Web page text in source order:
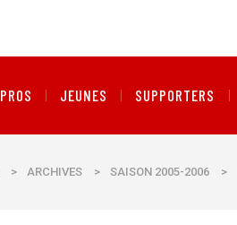
PROS JEUNES SUPPORTERS
> ARCHIVES > SAISON 2005-2006 >